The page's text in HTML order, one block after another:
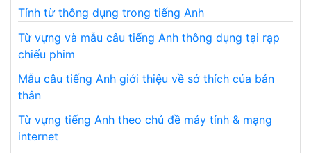
Tính từ thông dụng trong tiếng Anh
Từ vựng và mẫu câu tiếng Anh thông dụng tại rạp
chiếu phim
Mẫu câu tiếng Anh giới thiệu về sở thích của bản
thân
Từ vựng tiếng Anh theo chủ đề máy tính & mạng
internet